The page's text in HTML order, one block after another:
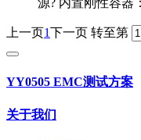
源? 内置刚性容器
上一页1下一页 转至第
YY0505 EMC测试方案
关于我们